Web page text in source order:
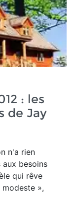
: les
de Jay
n'a rien
besoins
qui rêve
»,